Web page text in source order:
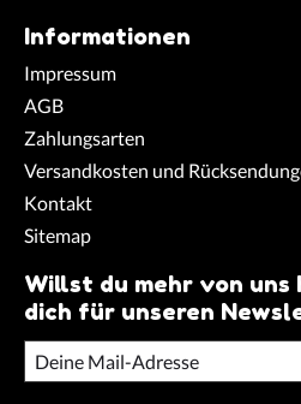
Informationen
Impressum
AGB
Zahlungsarten
Versandkosten und
Kontakt
Sitemap
Willst du mehr von uns
dich für unseren